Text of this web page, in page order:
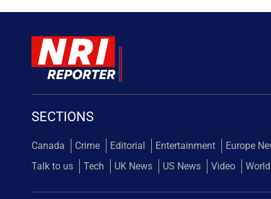
SECTIONS
Canada Crime Editorial Entertainment Europe
Talk to us
Tech UK News US News Video